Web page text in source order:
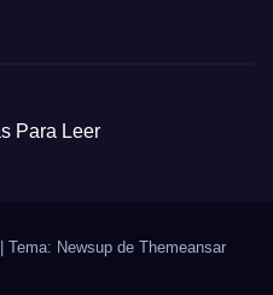
Para Leer
| Tema: Newsup de Themeansar